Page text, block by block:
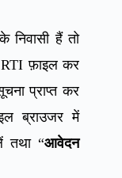
निवासी हैं तो
RTI फ़ाइल कर
प्राप्त कर
ब्राउजर में
तथा “आवेदन